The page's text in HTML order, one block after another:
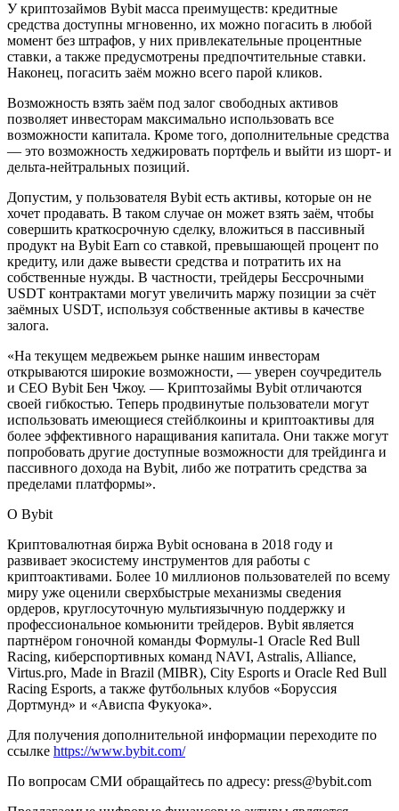
У криптозаймов Bybit масса преимуществ: кредитные
средства доступны мгновенно, их можно погасить в любой
момент без штрафов, у них привлекательные процентные
ставки, а также предусмотрены предпочтительные ставки.
Наконец, погасить заём можно всего парой кликов.
Возможность взять заём под залог свободных активов
позволяет инвесторам максимально использовать все
возможности капитала. Кроме того, дополнительные средства
— это возможность хеджировать портфель и выйти из шорт- и
дельта-нейтральных позиций.
Допустим, у пользователя Bybit есть активы, которые он не
хочет продавать. В таком случае он может взять заём, чтобы
совершить краткосрочную сделку, вложиться в пассивный
продукт на Bybit Earn со ставкой, превышающей процент по
кредиту, или даже вывести средства и потратить их на
собственные нужды. В частности, трейдеры Бессрочными
USDT контрактами могут увеличить маржу позиции за счёт
заёмных USDT, используя собственные активы в качестве
залога.
«На текущем медвежьем рынке нашим инвесторам
открываются широкие возможности, — уверен соучредитель
и CEO Bybit Бен Чжоу. — Криптозаймы Bybit отличаются
своей гибкостью. Теперь продвинутые пользователи могут
использовать имеющиеся стейблкоины и криптоактивы для
более эффективного наращивания капитала. Они также могут
попробовать другие доступные возможности для трейдинга и
пассивного дохода на Bybit, либо же потратить средства за
пределами платформы».
О Bybit
Криптовалютная биржа Bybit основана в 2018 году и
развивает экосистему инструментов для работы с
криптоактивами. Более 10 миллионов пользователей по всему
миру уже оценили сверхбыстрые механизмы сведения
ордеров, круглосуточную мультиязычную поддержку и
профессиональное комьюнити трейдеров. Bybit является
партнёром гоночной команды Формулы-1 Oracle Red Bull
Racing, киберспортивных команд NAVI, Astralis, Alliance,
Virtus.pro, Made in Brazil (MIBR), City Esports и Oracle Red Bull
Racing Esports, а также футбольных клубов «Боруссия
Дортмунд» и «Ависпа Фукуока».
Для получения дополнительной информации переходите по
ссылке https://www.bybit.com/
По вопросам СМИ обращайтесь по адресу: press@bybit.com